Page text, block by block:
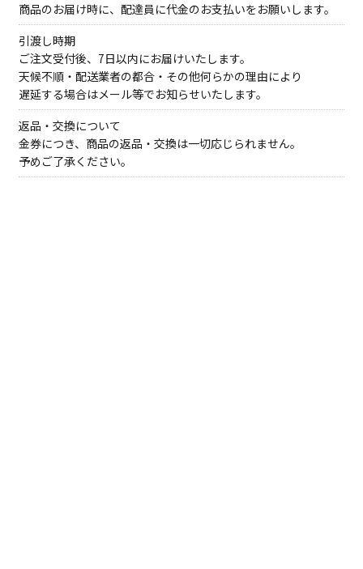
商品のお届け時に、配達員に代金のお支払いをお願いします。
引渡し時期
ご注文受付後、7日以内にお届けいたします。
天候不順・配送業者の都合・その他何らかの理由により
遅延する場合はメール等でお知らせいたします。
返品・交換について
金券につき、商品の返品・交換は一切応じられません。
予めご了承ください。